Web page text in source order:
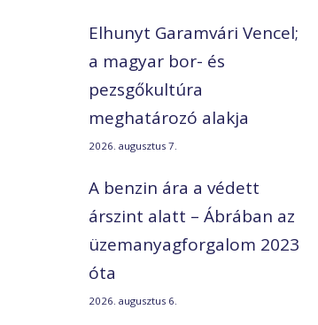
Elhunyt Garamvári Vencel;
a magyar bor- és
pezsgőkultúra
meghatározó alakja
2026. augusztus 7.
A benzin ára a védett
árszint alatt – Ábrában az
üzemanyagforgalom 2023
óta
2026. augusztus 6.